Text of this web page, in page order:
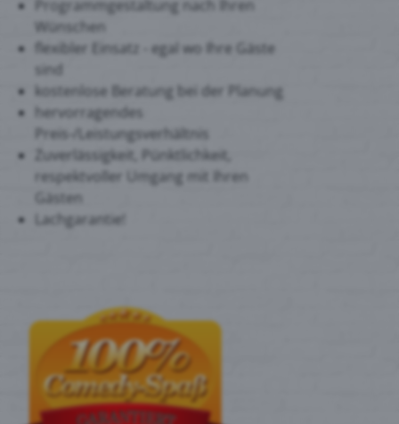
Programmgestaltung nach Ihren
Wünschen
flexibler Einsatz - egal wo Ihre Gäste
sind
kostenlose Beratung bei der Planung
hervorragendes
Preis-/Leistungsverhältnis
Zuverlässigkeit, Pünktlichkeit,
respektvoller Umgang mit Ihren
Gästen
Lachgarantie!